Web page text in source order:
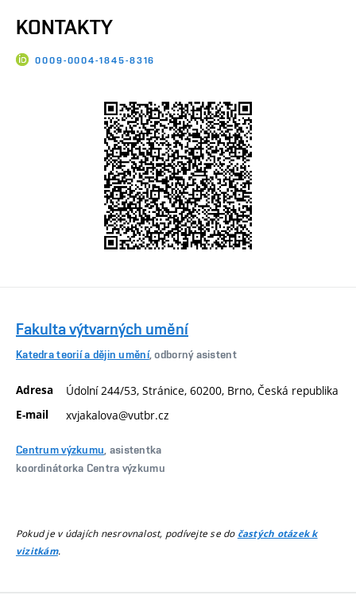
KONTAKTY
0009-0004-1845-8316
Fakulta výtvarných umění
Katedra teorií a dějin umění, odborný asistent
Adresa Údolní 244/53, Stránice, 60200, Brno, Česká republika
E-mail xvjakalova@vutbr.cz
Centrum výzkumu, asistentka
koordinátorka Centra výzkumu
Pokud je v údajích nesrovnalost, podívejte se do častých otázek k
vizitkám.